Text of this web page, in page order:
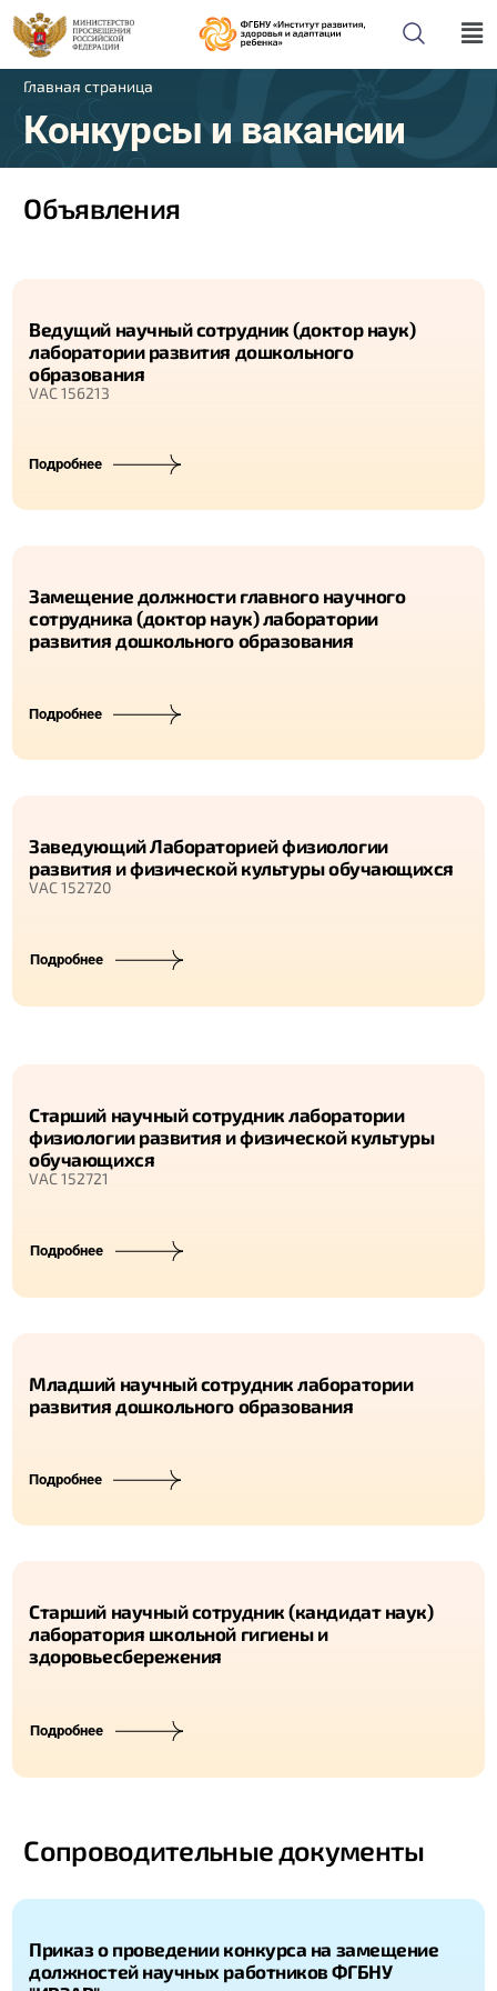
Главная страница
Конкурсы и вакансии
Объявления
Ведущий научный сотрудник (доктор наук)
лаборатории развития дошкольного
образования
VAC 156213
Подробнее
Замещение должности главного научного
сотрудника (доктор наук) лаборатории
развития дошкольного образования
Подробнее
Заведующий Лабораторией физиологии
развития и физической культуры обучающихся
VAC 152720
Подробнее
Старший научный сотрудник лаборатории
физиологии развития и физической культуры
обучающихся
VAC 152721
Подробнее
Младший научный сотрудник лаборатории
развития дошкольного образования
Подробнее
Старший научный сотрудник (кандидат наук)
лаборатория школьной гигиены и
здоровьесбережения
Подробнее
Сопроводительные документы
Приказ о проведении конкурса на замещение
должностей научных работников ФГБНУ